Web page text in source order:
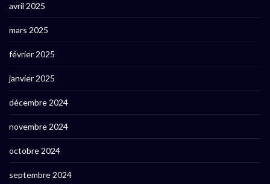
avril 2025
mars 2025
février 2025
janvier 2025
décembre 2024
novembre 2024
octobre 2024
septembre 2024